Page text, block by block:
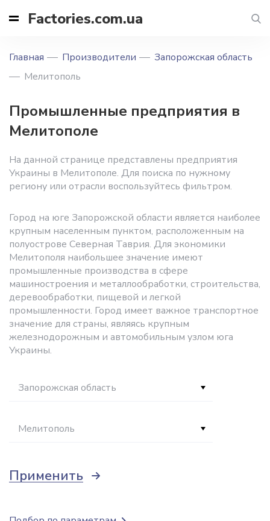
Factories.com.ua
Главная Производители
Запорожская область
Мелитополь
Промышленные предприятия в
Мелитополе
На данной странице представлены предприятия
Украины в Мелитополе. Для поиска по нужному
региону или отрасли воспользуйтесь фильтром.
Город на юге Запорожской области является наиболее
крупным населенным пунктом, расположенным на
полуострове Северная Таврия. Для экономики
Мелитополя наибольшее значение имеют
промышленные производства в сфере
машиностроения и металлообработки, строительства,
деревообработки, пищевой и легкой
промышленности. Город имеет важное транспортное
значение для страны, являясь крупным
железнодорожным и автомобильным узлом юга
Украины.
Запорожская область
Мелитополь
Применить